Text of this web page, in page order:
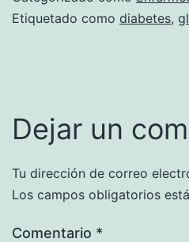
Etiquetado como diabetes,
Dejar un
Tu dirección de correo
Los campos obligatorios
Comentario *